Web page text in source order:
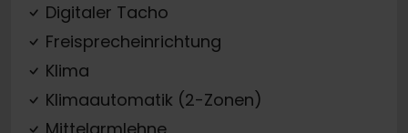
Digitaler Tacho
Freisprecheinrichtung
Klima
Klimaautomatik (2-Zonen)